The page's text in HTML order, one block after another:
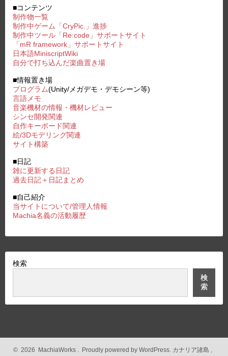
■コンテンツ
制作物一覧
制作中ゲーム「CryPic.」進捗
制作中ツール「Re:code」サポートサイト
「mR framework」サポートサイト
日本語MiniscriptWiki
自分で打ち込んだ楽曲置き場
■情報置き場
プログラム(Unity/メガデモ・デモシーン等)
言語メモ
音楽機材の情報・機材レビュー
シンセ開発関連
自作キーボード関連
絵/3Dモデリング関連
サイト構築
■日記
雑に更新する日記
過去日記＋日記まとめ
■自己紹介
当サイトについて/管理人情報
Machia名義の活動履歴
検索
検
索
© 2026 MachiaWorks . Proudly powered by WordPress. カナリア諸島 ,